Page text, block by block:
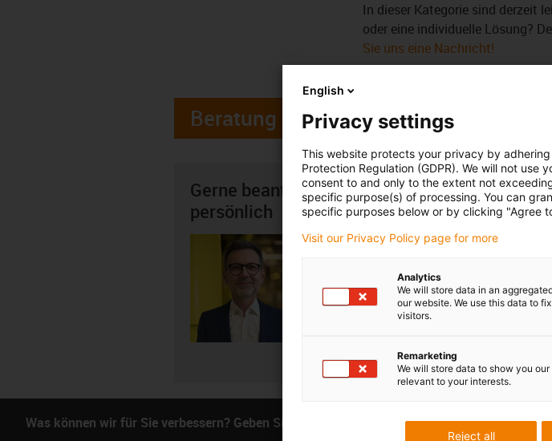
In dieser Kategorie sind derzeit
oder eine individuelle Lösung?
Sie uns eine Nachricht!
Beratung
Gerne beantworte ich Ihre Fragen auch
persönlich
Dieter Bencer
igus-icon-phone
+43 7662 57763
E-Mail schreiben
Was können wir für Sie verbessern? Geben Sie uns Ihr Feedback. Lob & Kritik
English
Privacy settings
This website protects your privacy by adhering
Protection Regulation (GDPR). We will not
consent to and only to the extent not
specific purpose(s) of processing. You can
specific purposes below or by clicking "Agree
Visit our Privacy Policy page for more
Analytics
We will store data in an
our website. We use this data to
visitors.
Remarketing
We will store data to show you
relevant to your interests.
Reject all